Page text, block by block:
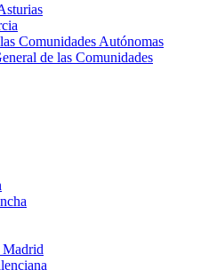
Comunidades Autónomas
de las Comunidades
Madrid